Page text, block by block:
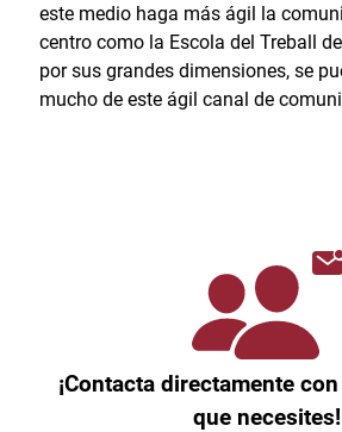
este medio haga más ágil la
centro como la Escola del Treball
por sus grandes dimensiones, se
mucho de este ágil canal de
¡Contacta directamente
que necesites!